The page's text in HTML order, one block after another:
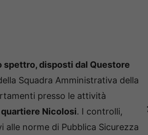
disposti dal Questore
Squadra Amministrativa della
presso le attività
quartiere Nicolosi. I controlli,
norme di Pubblica Sicurezza